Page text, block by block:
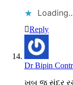
Reply
Dr Bipin
ખૂબ જ સુંદર